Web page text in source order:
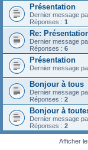
Présentation
Dernier message
Réponses : 1
Re:
Dernier message
Réponses : 6
Présentation
Dernier message
Bonjour à tous
Dernier message
Réponses : 2
Bonjour à
Dernier message
Réponses : 2
Afficher